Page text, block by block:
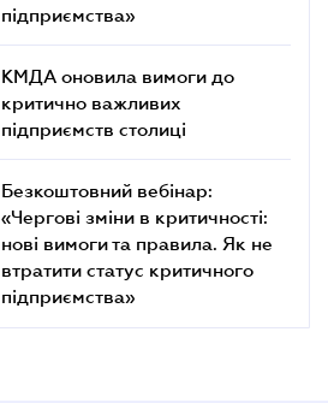
підприємства»
КМДА оновила вимоги до
критично важливих
підприємств столиці
Безкоштовний вебінар:
«Чергові зміни в критичності:
нові вимоги та правила. Як не
втратити статус критичного
підприємства»